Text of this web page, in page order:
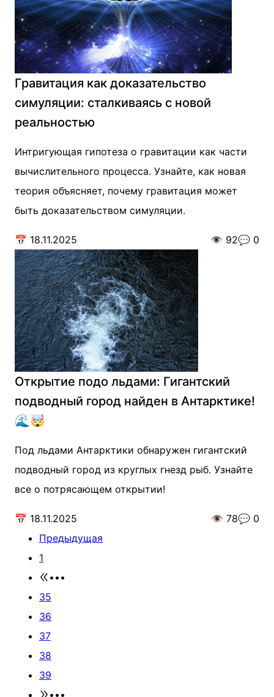
Гравитация как доказательство
симуляции: сталкиваясь с новой
реальностью
Интригующая гипотеза о гравитации как части
вычислительного процесса. Узнайте, как новая
теория объясняет, почему гравитация может
быть доказательством симуляции.
📅 18.11.2025 👁️ 92💬 0
Открытие подо льдами: Гигантский
подводный город найден в Антарктике!
🌊🤯
Под льдами Антарктики обнаружен гигантский
подводный город из круглых гнезд рыб. Узнайте
все о потрясающем открытии!
📅 18.11.2025 👁️ 78💬 0
Предыдущая
1
•••
35
36
37
38
39
•••